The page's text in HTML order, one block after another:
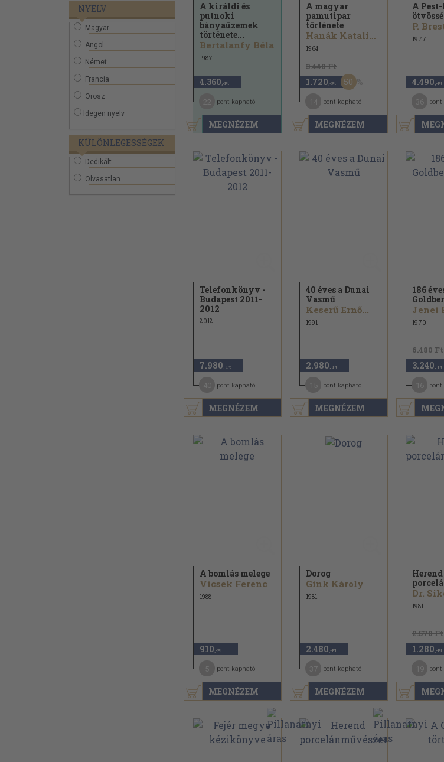
NYELV
Magyar
Angol
Német
Francia
Orosz
Idegen nyelv
KÜLÖNLEGESSÉGEK
Dedikált
Olvasatlan
MEGNÉZEM
A királdi és
putnoki
bányaüzemek
története...
Bertalanfy Béla
1987
4.360 ,-Ft
pont kapható
MEGNÉZEM
A magyar
pamutipar
története
Hanák Katalin...
1964
3.440 Ft
1.720 ,-Ft 50
pont kapható
A
1977
4.490 ,-Ft
pont
MEGNÉZEM
Telefonkönyv -
Budapest 2011-
2012
2012
7.980 ,-Ft
pont kapható
MEGNÉZEM
40 éves a Dunai
Vasmű
Keserű Ernő...
1991
2.980 ,-Ft
pont kapható
186
Jenei
1970
6.480 Ft
3.240 ,-Ft
pont
MEGNÉZEM
A bomlás melege
Vicsek Ferenc
1988
910 ,-Ft
pont kapható
MEGNÉZEM
Dorog
Gink Károly
1981
2.480 ,-Ft
pont kapható
Herend
Dr.
1981
2.570 Ft
1.280 ,-Ft
pont